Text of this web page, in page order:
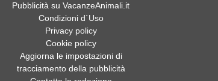
Pubblicità su VacanzeAnimali.it
Condizioni d´Uso
Privacy policy
Cookie policy
Aggiorna le impostazioni di
tracciamento della pubblicità